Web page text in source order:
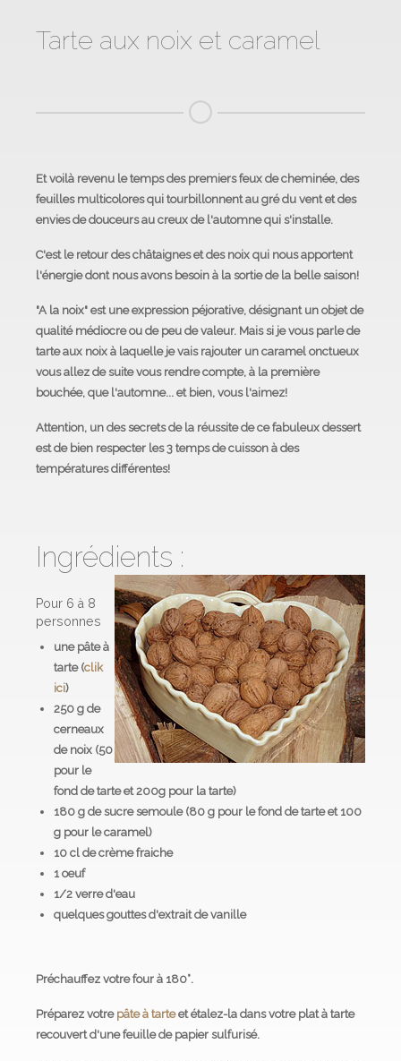
Tarte aux noix et caramel
Et voilà revenu le temps des premiers feux de cheminée, des
feuilles multicolores qui tourbillonnent au gré du vent et des
envies de douceurs au creux de l'automne qui s'installe.
C'est le retour des châtaignes et des noix qui nous apportent
l'énergie dont nous avons besoin à la sortie de la belle saison!
"A la noix" est une expression péjorative, désignant un objet de
qualité médiocre ou de peu de valeur. Mais si je vous parle de
tarte aux noix à laquelle je vais rajouter un caramel onctueux
vous allez de suite vous rendre compte, à la première
bouchée, que l'automne... et bien, vous l'aimez!
Attention, un des secrets de la réussite de ce fabuleux dessert
est de bien respecter les 3 temps de cuisson à des
températures différentes!
Ingrédients :
Pour 6 à 8
personnes
une pâte à
tarte (clik
ici)
250 g de
cerneaux
de noix (50
pour le
fond de tarte et 200g pour la tarte)
180 g de sucre semoule (80 g pour le fond de tarte et 100
g pour le caramel)
10 cl de crème fraiche
1 oeuf
1/2 verre d'eau
quelques gouttes d'extrait de vanille
Préchauffez votre four à 180°.
Préparez votre pâte à tarteet étalez-la dans votre plat à tarte
recouvert d'une feuille de papier sulfurisé.